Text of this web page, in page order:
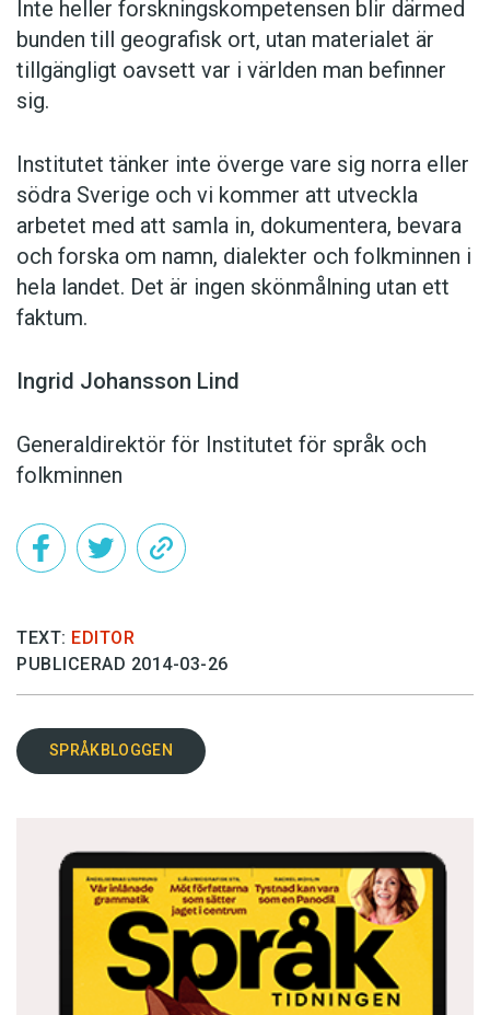
Inte heller forskningskompetensen blir därmed
bunden till geografisk ort, utan materialet är
tillgängligt oavsett var i världen man befinner
sig.
Institutet tänker inte överge vare sig norra eller
södra Sverige och vi kommer att utveckla
arbetet med att samla in, dokumentera, bevara
och forska om namn, dialekter och folkminnen i
hela landet. Det är ingen skönmålning utan ett
faktum.
Ingrid Johansson Lind
Generaldirektör för Institutet för språk och
folkminnen
TEXT: EDITOR
PUBLICERAD 2014-03-26
SPRÅKBLOGGEN